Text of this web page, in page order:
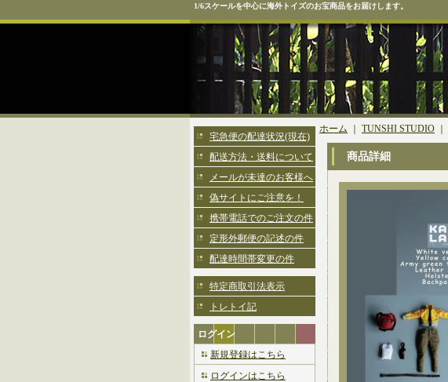
1/6スケールを中心に海外トイズのお宝商品をお届けします。
宅急便の配達状況(現在)
配送方法・送料について
メールが未達のお客様へ
偽サイトにご注意を！
携帯電話でのご注文の件
定形外郵便の記述の件
配達時間帯変更の件
特定商取引法表示
トレトイ記
ログイン
新規登録はこちら
ログインはこちら
ホーム TUNSHI STUDIO
商品詳細